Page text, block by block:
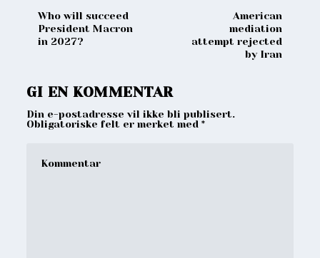
Who will succeed
President Macron
in 2027?
American
mediation
attempt rejected
by Iran
GI EN KOMMENTAR
Din e-postadresse vil ikke bli publisert.
Obligatoriske felt er merket med*